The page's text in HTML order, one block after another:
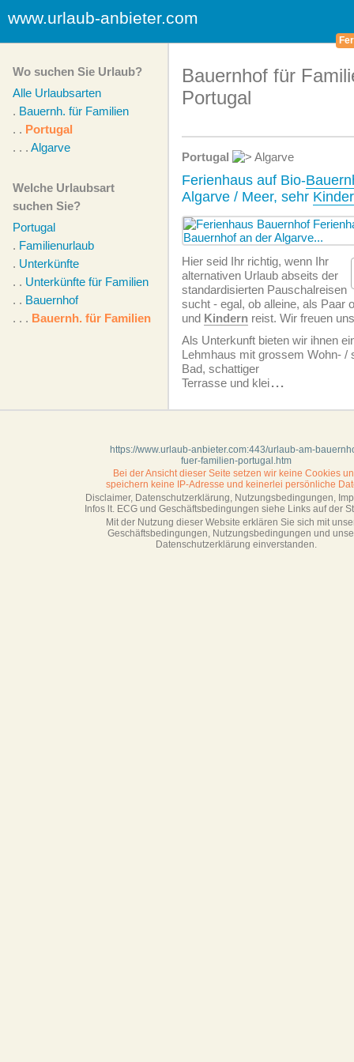
www.urlaub-anbieter.com
Wo suchen Sie Urlaub?
Alle Urlaubsarten
. Bauernh. für Familien
. . Portugal
. . . Algarve
Welche Urlaubsart
suchen Sie?
Portugal
. Familienurlaub
. Unterkünfte
. . Unterkünfte für Familien
. . Bauernhof
. . . Bauernh. für Familien
Bauernhof für
Portugal
Portugal Algarve
Ferienhaus auf Bio-
Algarve / Meer, sehr
Hier seid Ihr richtig, wenn Ihr
alternativen Urlaub abseits der
standardisierten Pauschalreisen
sucht - egal, ob alleine, als Paar
und Kindern reist. Wir freuen
Als Unterkunft bieten wir ihnen
Lehmhaus mit grossem Wohn- /
Bad, schattiger
Terrasse und klei...
https://www.urlaub-anbieter.com:443/urlaub-am-
fuer-familien-portugal.htm
Bei der Ansicht dieser Seite setzen wir keine Cookies
speichern keine IP-Adresse und keinerlei persönliche
Disclaimer, Datenschutzerklärung, Nutzungsbedingungen,
Infos lt. ECG und Geschäftsbedingungen siehe Links auf der
Mit der Nutzung dieser Website erklären Sie sich mit
Geschäftsbedin­gungen, Nutzungsbedingungen und
Datenschutzerklärung einverstanden.